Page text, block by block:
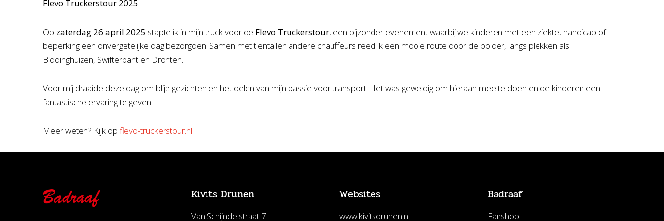
Flevo Truckerstour 2025
Op zaterdag 26 april 2025 stapte ik in mijn truck voor de Flevo Truckerstour, een bijzonder evenement waarbij we kinderen met een ziekte, handicap of
beperking een onvergetelijke dag bezorgden. Samen met tientallen andere chauffeurs reed ik een mooie route door de polder, langs plekken als
Biddinghuizen, Swifterbant en Dronten.
Voor mij draaide deze dag om blije gezichten en het delen van mijn passie voor transport. Het was geweldig om hieraan mee te doen en de kinderen een
fantastische ervaring te geven!
Meer weten? Kijk op flevo-truckerstour.nl.
Kivits Drunen
Van Schijndelstraat 7
Websites
www.kivitsdrunen.nl
Badraaf
Fanshop